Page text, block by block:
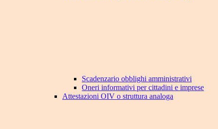
Scadenzario obblighi amministrativi
Oneri informativi per cittadini e imprese
Attestazioni OIV o struttura analoga